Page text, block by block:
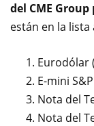
del CME
están en la
Eurodólar
E-mini
Nota del
Nota del